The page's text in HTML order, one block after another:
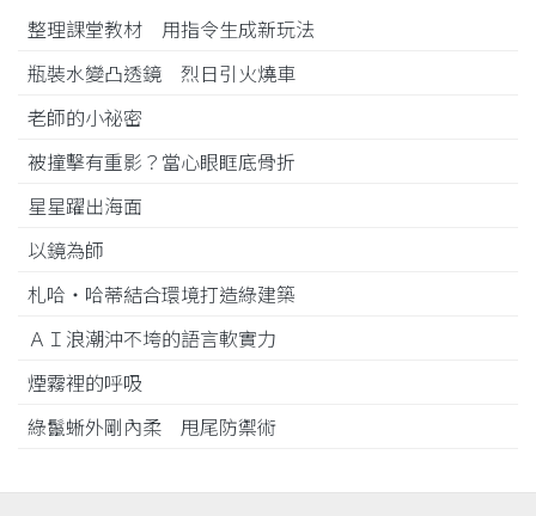
整理課堂教材 用指令生成新玩法
瓶裝水變凸透鏡 烈日引火燒車
老師的小祕密
被撞擊有重影？當心眼眶底骨折
星星躍出海面
以鏡為師
札哈‧哈蒂結合環境打造綠建築
ＡＩ浪潮沖不垮的語言軟實力
煙霧裡的呼吸
綠鬣蜥外剛內柔 甩尾防禦術